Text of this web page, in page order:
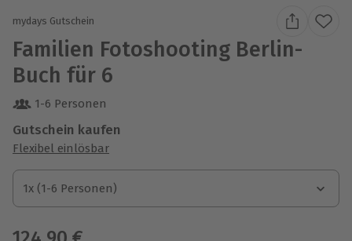
mydays Gutschein
Familien Fotoshooting Berlin-
Buch für 6
1-6 Personen
Gutschein kaufen
Flexibel einlösbar
1x (1-6 Personen)
1x (1-6 Personen)
1x (1-6 Personen)